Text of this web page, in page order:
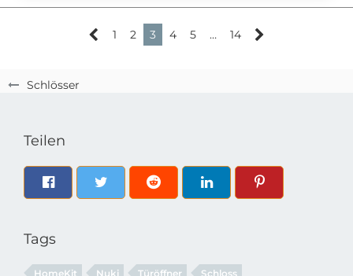
Schlösser
1 2 3 4 5 … 14
Teilen
Tags
HomeKit Nuki Türöffner Schloss